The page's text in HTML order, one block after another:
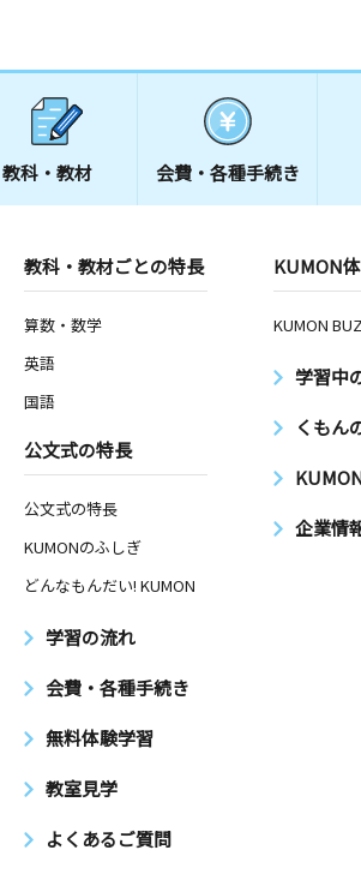
教科・教材 会費・ 各種手続き
教科・教材ごとの特長
算数・数学
英語
国語
公文式の特長
公文式の特長
KUMONのふしぎ
どんなもんだい! KUMON
学習の流れ
会費・各種手続き
無料体験学習
教室見学
よくあるご質問
KUMON
KUMON
学習中
くもん
企業情